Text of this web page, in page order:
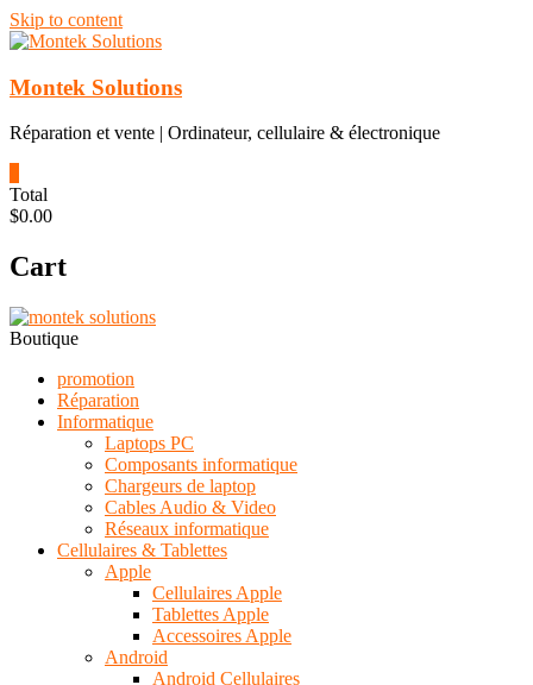
Skip to content
Montek Solutions
Réparation et vente | Ordinateur, cellulaire & électronique
Total
$0.00
Cart
Boutique
promotion
Réparation
Informatique
Laptops PC
Composants informatique
Chargeurs de laptop
Cables Audio & Video
Réseaux informatique
Cellulaires & Tablettes
Apple
Cellulaires Apple
Tablettes Apple
Accessoires Apple
Android
Android Cellulaires